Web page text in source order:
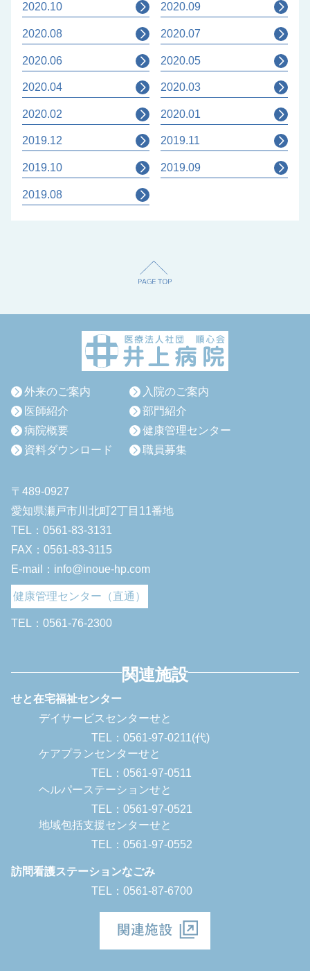
2020.10 2020.09
2020.08 2020.07
2020.06 2020.05
2020.04 2020.03
2020.02 2020.01
2019.12 2019.11
2019.10 2019.09
2019.08
外来のご案内
入院のご案内
医師紹介
部門紹介
病院概要
健康管理センター
資料ダウンロード
職員募集
〒489-0927
愛知県瀬戸市川北町2丁目11番地
TEL：0561-83-3131
FAX：0561-83-3115
E-mail：info@inoue-hp.com
健康管理センター（直通）
TEL：0561-76-2300
関連施設
せと在宅福祉センター
デイサービスセンターせと
TEL：0561-97-0211(代)
ケアプランセンターせと
TEL：0561-97-0511
ヘルパーステーションせと
TEL：0561-97-0521
地域包括支援センターせと
TEL：0561-97-0552
訪問看護ステーションなごみ
TEL：0561-87-6700